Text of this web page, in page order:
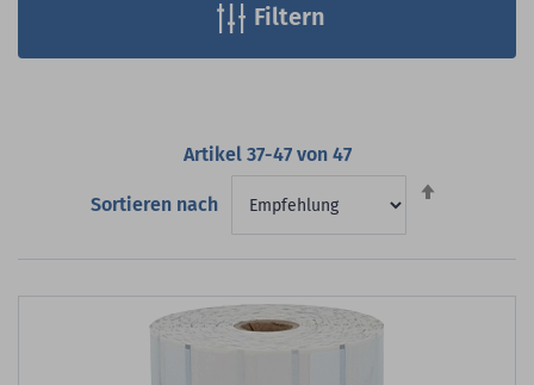
Artikel 37-47von 47
Sortieren nach
Filtern